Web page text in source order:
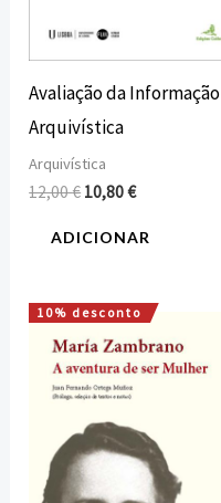
Avaliação da Informação
Arquivística
Arquivística
12,00€ 10,80€
ADICIONAR
10% desconto
O
preço
original
era:
12,00 €.
O
preço
atual